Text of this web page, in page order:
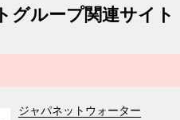
グループ関連サイト
ジャパネットウォーター